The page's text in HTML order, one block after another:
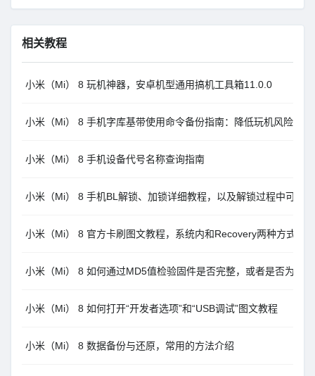
相关教程
小米（Mi） 8 玩机神器，安卓机型通用搞机工具箱11.0.0
小米（Mi） 8 手机字库基带使用命令备份指南：降低玩机风险
小米（Mi） 8 手机设备代号名称查询指南
小米（Mi） 8 手机BL解锁、加锁详细教程，以及解锁过程中可能
小米（Mi） 8 官方卡刷图文教程，系统内和Recovery两种方式
小米（Mi） 8 如何通过MD5值检验固件是否完整，或者是否为官
小米（Mi） 8 如何打开“开发者选项”和“USB调试”图文教程
小米（Mi） 8 数据备份与还原，常用的方法介绍